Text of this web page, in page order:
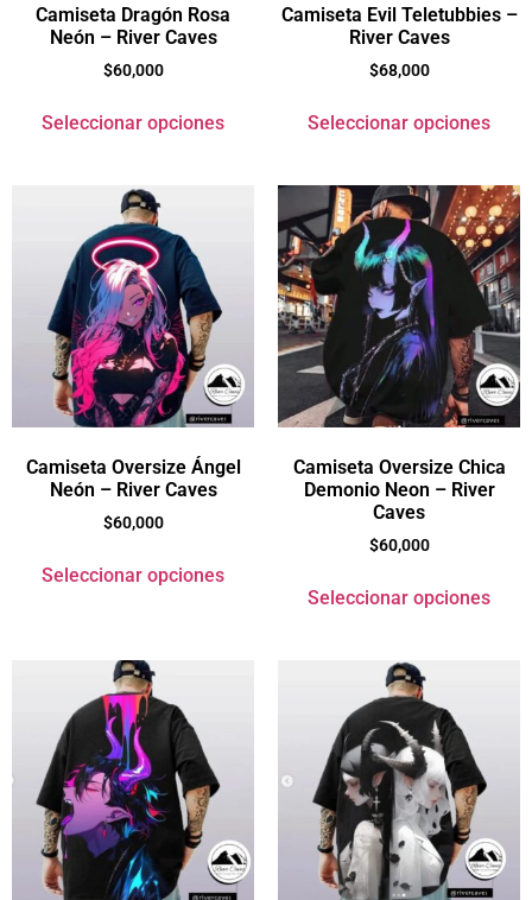
Camiseta Dragón Rosa
Neón – River Caves
$60,000
Seleccionar opciones
Camiseta Evil Teletubbies –
River Caves
$68,000
Seleccionar opciones
Camiseta Oversize Ángel
Neón – River Caves
$60,000
Seleccionar opciones
Camiseta Oversize Chica
Demonio Neon – River
Caves
$60,000
Seleccionar opciones